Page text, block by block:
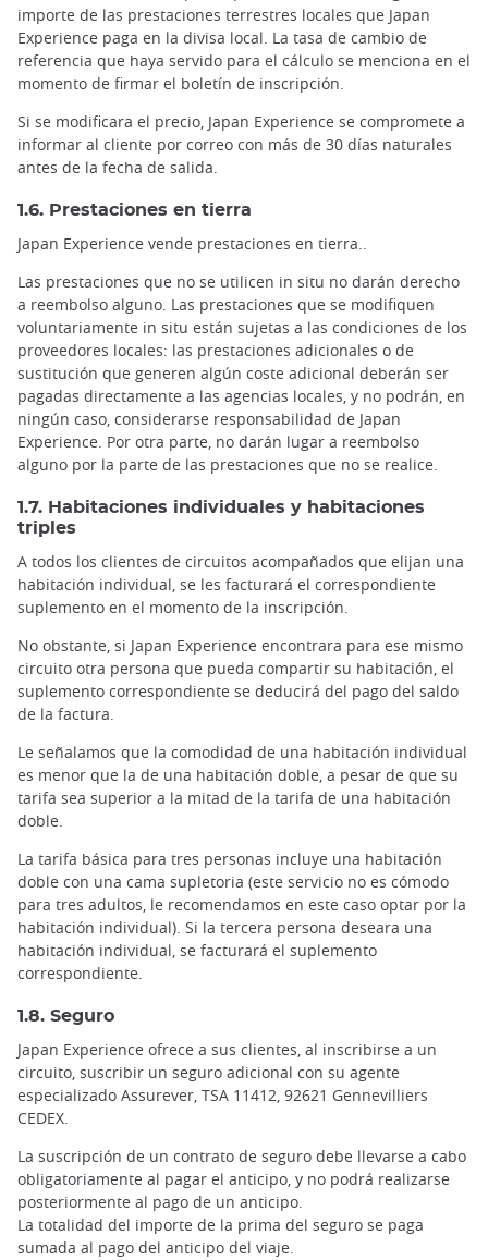
importe de las prestaciones terrestres locales que Japan
Experience paga en la divisa local. La tasa de cambio de
referencia que haya servido para el cálculo se menciona en el
momento de firmar el boletín de inscripción.
Si se modificara el precio, Japan Experience se compromete a
informar al cliente por correo con más de 30 días naturales
antes de la fecha de salida.
1.6. Prestaciones en tierra
Japan Experience vende prestaciones en tierra..
Las prestaciones que no se utilicen in situ no darán derecho
a reembolso alguno. Las prestaciones que se modifiquen
voluntariamente in situ están sujetas a las condiciones de los
proveedores locales: las prestaciones adicionales o de
sustitución que generen algún coste adicional deberán ser
pagadas directamente a las agencias locales, y no podrán, en
ningún caso, considerarse responsabilidad de Japan
Experience. Por otra parte, no darán lugar a reembolso
alguno por la parte de las prestaciones que no se realice.
1.7. Habitaciones individuales y habitaciones
triples
A todos los clientes de circuitos acompañados que elijan una
habitación individual, se les facturará el correspondiente
suplemento en el momento de la inscripción.
No obstante, si Japan Experience encontrara para ese mismo
circuito otra persona que pueda compartir su habitación, el
suplemento correspondiente se deducirá del pago del saldo
de la factura.
Le señalamos que la comodidad de una habitación individual
es menor que la de una habitación doble, a pesar de que su
tarifa sea superior a la mitad de la tarifa de una habitación
doble.
La tarifa básica para tres personas incluye una habitación
doble con una cama supletoria (este servicio no es cómodo
para tres adultos, le recomendamos en este caso optar por la
habitación individual). Si la tercera persona deseara una
habitación individual, se facturará el suplemento
correspondiente.
1.8. Seguro
Japan Experience ofrece a sus clientes, al inscribirse a un
circuito, suscribir un seguro adicional con su agente
especializado Assurever, TSA 11412, 92621 Gennevilliers
CEDEX.
La suscripción de un contrato de seguro debe llevarse a cabo
obligatoriamente al pagar el anticipo, y no podrá realizarse
posteriormente al pago de un anticipo.
La totalidad del importe de la prima del seguro se paga
sumada al pago del anticipo del viaje.